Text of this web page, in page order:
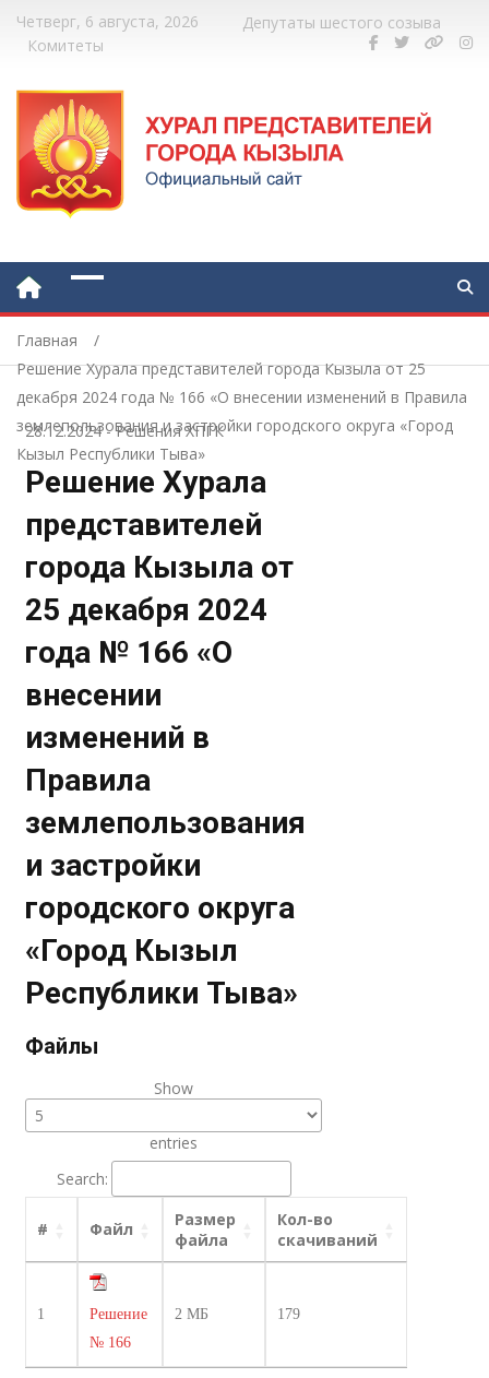
Четверг, 6 августа, 2026
Депутаты шестого созыва
Комитеты
Главная
Решение Хурала представителей города Кызыла от 25
декабря 2024 года № 166 «О внесении изменений в Правила
землепользования и застройки городского округа «Город
Кызыл Республики Тыва»
28.12.2024- Решения ХПГК
Решение Хурала
представителей
города Кызыла от
25 декабря 2024
года № 166 «О
внесении
изменений в
Правила
землепользования
и застройки
городского округа
«Город Кызыл
Республики Тыва»
Файлы
Show
entries
Search:
# Файл
Размер
файла
Кол-во
скачиваний
1
Решение
№ 166
2 МБ 179